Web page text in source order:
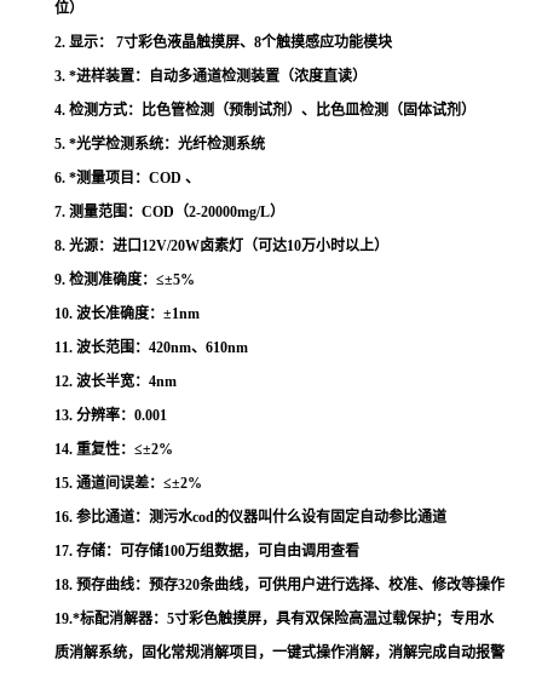
位）
2. 显示：
7寸彩色液晶触摸屏、8个触摸感应功能模块
3. *进样装置：自动多通道检测装置 （浓度直读）
4. 检测方式：比色管检测 （预制试剂） 、比色皿检测 （固体试剂）
5. *光学检测系统：光纤检测系统
6. *测量项目： COD 、
7. 测量范围： COD（2-20000mg/L）
8. 光源： 进口 12V/20W卤素灯（可达10万小时以上）
9. 检测准确度： ≤±5%
10. 波长准确度： ±1nm
11. 波长范围： 420nm、610nm
12. 波长半宽： 4nm
13. 分辨率： 0.001
14. 重复性： ≤±2%
15. 通道间误差： ≤±2%
16. 参比通道： 测污水cod的仪器叫什么设有固定自动参比通道
17. 存储： 可存储100万组数据，可自由调用查看
18. 预存曲线： 预存320条曲线，可供用户进行选择、校准、修改等操作
19.*标配消解器： 5寸彩色触摸屏，具有双保险高温过载保护；专用水
质消解系统，固化常规消解项目，一键式操作消解，消解完成自动报警